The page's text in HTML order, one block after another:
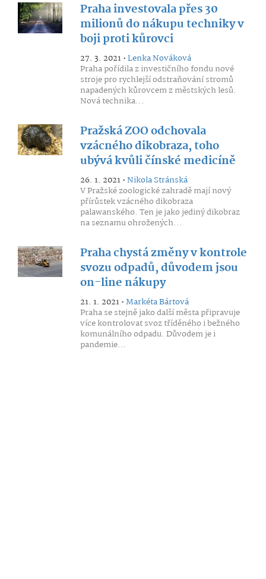
Praha investovala přes 30
milionů do nákupu techniky v
boji proti kůrovci
27. 3. 2021 •Lenka Nováková
Praha pořídila z investičního fondu nové
stroje pro rychlejší odstraňování stromů
napadených kůrovcem z městských lesů.
Nová technika...
Pražská ZOO odchovala
vzácného dikobraza, toho
ubývá kvůli čínské medicíně
26. 1. 2021 •Nikola Stránská
V Pražské zoologické zahradě mají nový
přírůstek vzácného dikobraza
palawanského. Ten je jako jediný dikobraz
na seznamu ohrožených...
Praha chystá změny v kontrole
svozu odpadů, důvodem jsou
on-line nákupy
21. 1. 2021 •Markéta Bártová
Praha se stejně jako další města připravuje
více kontrolovat svoz tříděného i bežného
komunálního odpadu. Důvodem je i
pandemie...